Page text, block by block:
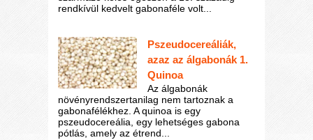
rendkívül kedvelt gabonaféle volt...
Pszeudocereáliák,
azaz az álgabonák 1.
Quinoa
Az álgabonák
növényrendszertanilag nem tartoznak a
gabonafélékhez. A quinoa is egy
pszeudocereália, egy lehetséges gabona
pótlás, amely az étrend...